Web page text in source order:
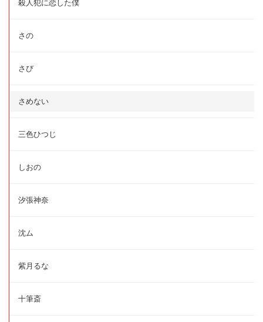
殺人犯に恋した僕
さの
さび
さめない
三色ひつじ
しおの
汐張神奈
沈ム
紫月るな
十筆斎